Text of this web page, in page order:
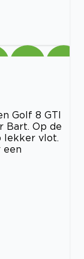
Golf 8 GTI
Bart. Op de
lekker vlot.
een